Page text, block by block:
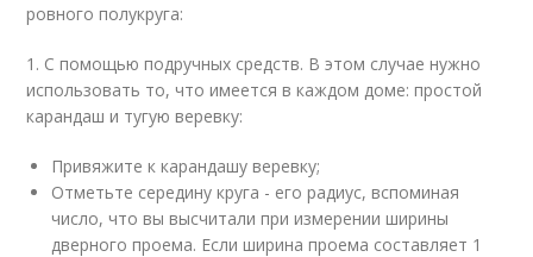
ровного полукруга:
1. С помощью подручных средств. В этом случае нужно
использовать то, что имеется в каждом доме: простой
карандаш и тугую веревку:
Привяжите к карандашу веревку;
Отметьте середину круга - его радиус, вспоминая
число, что вы высчитали при измерении ширины
дверного проема. Если ширина проема составляет 1